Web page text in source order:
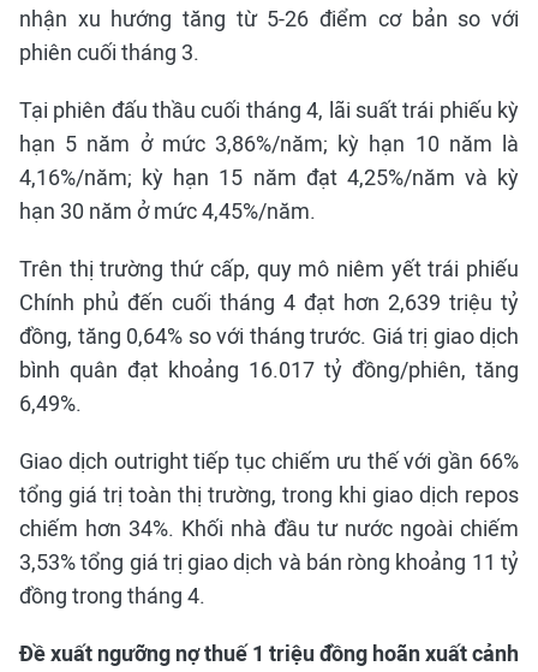
nhận xu hướng tăng từ 5-26 điểm cơ bản so với
phiên cuối tháng 3.
Tại phiên đấu thầu cuối tháng 4, lãi suất trái phiếu kỳ
hạn 5 năm ở mức 3,86%/năm; kỳ hạn 10 năm là
4,16%/năm; kỳ hạn 15 năm đạt 4,25%/năm và kỳ
hạn 30 năm ở mức 4,45%/năm.
Trên thị trường thứ cấp, quy mô niêm yết trái phiếu
Chính phủ đến cuối tháng 4 đạt hơn 2,639 triệu tỷ
đồng, tăng 0,64% so với tháng trước. Giá trị giao dịch
bình quân đạt khoảng 16.017 tỷ đồng/phiên, tăng
6,49%.
Giao dịch outright tiếp tục chiếm ưu thế với gần 66%
tổng giá trị toàn thị trường, trong khi giao dịch repos
chiếm hơn 34%. Khối nhà đầu tư nước ngoài chiếm
3,53% tổng giá trị giao dịch và bán ròng khoảng 11 tỷ
đồng trong tháng 4.
Đề xuất ngưỡng nợ thuế 1 triệu đồng hoãn xuất cảnh